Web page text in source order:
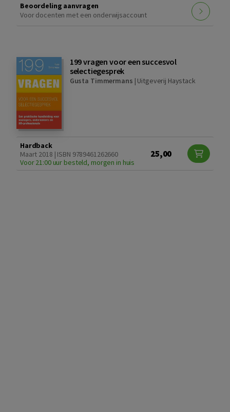
Beoordeling aanvragen
Voor docenten met een onderwijsaccount
199 vragen voor een succesvol
selectiegesprek
Gusta Timmermans | Uitgeverij Haystack
Hardback
Maart 2018 | ISBN 9789461262660
Voor 21:00 uur besteld, morgen in huis
25,00